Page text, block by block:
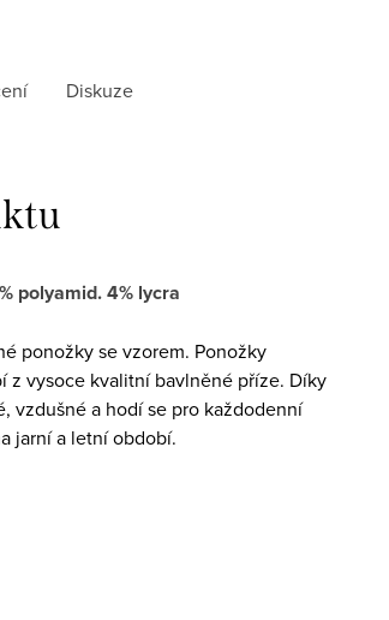
Diskuze
polyamid. 4% lycra
ponožky se vzorem. Ponožky
z vysoce kvalitní bavlněné příze. Díky
vzdušné a hodí se pro každodenní
jarní a letní období.